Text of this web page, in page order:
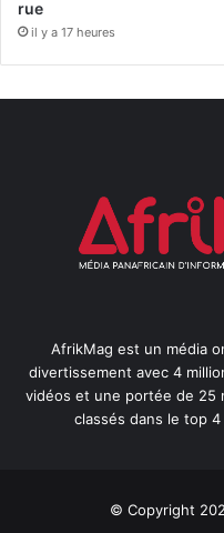
rue
il y a 17 heures
AfrikMag est un média
divertissement avec 4
vidéos et une portée de 25
classés dans le top
© Copyright